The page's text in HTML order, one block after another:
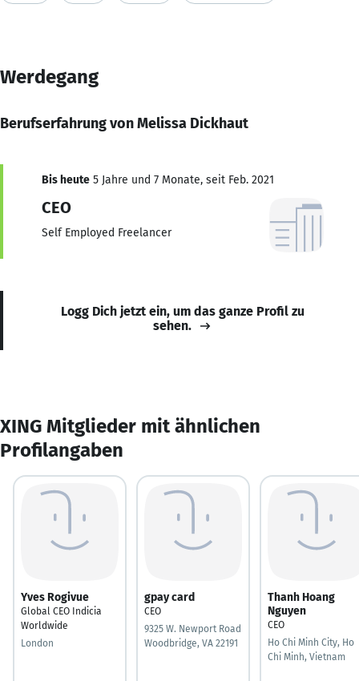
Werdegang
Berufserfahrung von Melissa Dickhaut
Bis heute 5 Jahre und 7 Monate, seit Feb. 2021
CEO
Self Employed Freelancer
Logg Dich jetzt ein, um das ganze Profil zu
sehen.
XING Mitglieder mit ähnlichen
Profilangaben
Yves Rogivue
Global CEO Indicia
Worldwide
London
gpay card
CEO
9325 W. Newport Road
Woodbridge, VA 22191
Thanh Hoang
Nguyen
CEO
Ho Chi Minh City, Ho
Chi Minh, Vietnam